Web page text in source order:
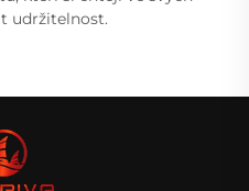
udržitelnost.